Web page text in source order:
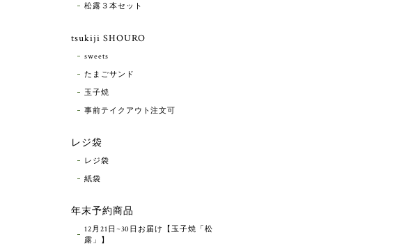
松露３本セット
tsukiji SHOURO
sweets
たまごサンド
玉子焼
事前テイクアウト注文可
レジ袋
レジ袋
紙袋
年末予約商品
12月21日~30日お届け【玉子焼「松
露」】